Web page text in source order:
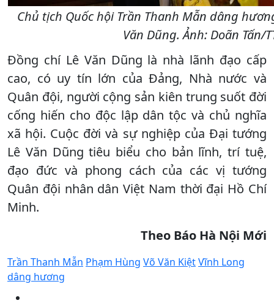
Chủ tịch Quốc hội Trần Thanh Mẫn dâng
Văn Dũng. Ảnh: Doãn Tấn/
Đồng chí Lê Văn Dũng là nhà lãnh đạo cấp
cao, có uy tín lớn của Đảng, Nhà nước và
Quân đội, người cộng sản kiên trung suốt đời
cống hiến cho độc lập dân tộc và chủ nghĩa
xã hội. Cuộc đời và sự nghiệp của Đại tướng
Lê Văn Dũng tiêu biểu cho bản lĩnh, trí tuệ,
đạo đức và phong cách của các vị tướng
Quân đội nhân dân Việt Nam thời đại Hồ Chí
Minh.
Theo Báo Hà Nội Mới
Trần Thanh Mẫn Phạm Hùng Võ Văn KiệtVĩnh Long
dâng hương